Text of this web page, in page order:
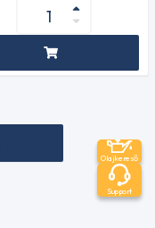
Olajkereső
Support